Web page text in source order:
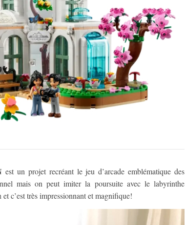
est un projet recréant le jeu d’arcade emblématique des
mais on peut imiter la poursuite avec le labyrinthe
c’est très impressionnant et magnifique!